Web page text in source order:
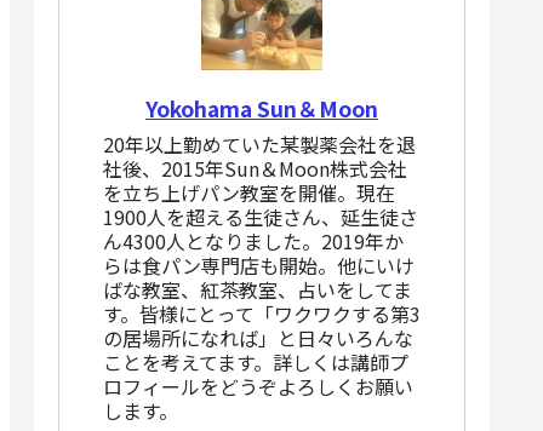
Yokohama Sun＆Moon
20年以上勤めていた某製薬会社を退
社後、2015年Sun＆Moon株式会社
を立ち上げパン教室を開催。現在
1900人を超える生徒さん、延生徒さ
ん4300人となりました。2019年か
らは食パン専門店も開始。他にいけ
ばな教室、紅茶教室、占いをしてま
す。皆様にとって「ワクワクする第3
の居場所になれば」と日々いろんな
ことを考えてます。詳しくは講師プ
ロフィールをどうぞよろしくお願い
します。